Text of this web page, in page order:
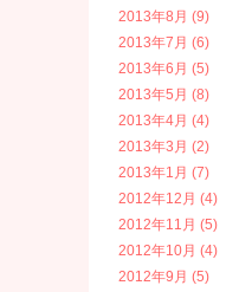
2013年8月 (9)
2013年7月 (6)
2013年6月 (5)
2013年5月 (8)
2013年4月 (4)
2013年3月 (2)
2013年1月 (7)
2012年12月 (4)
2012年11月 (5)
2012年10月 (4)
2012年9月 (5)